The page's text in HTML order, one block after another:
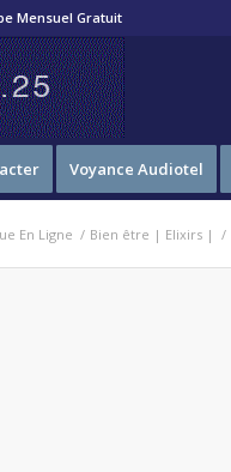
Mensuel Gratuit
Voyance Audiotel
En Ligne / Bien être | Elixirs | /